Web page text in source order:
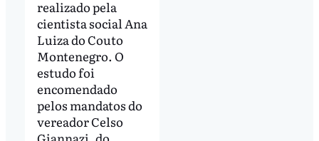
realizado pela
cientista social Ana
Luiza do Couto
Montenegro. O
estudo foi
encomendado
pelos mandatos do
vereador Celso